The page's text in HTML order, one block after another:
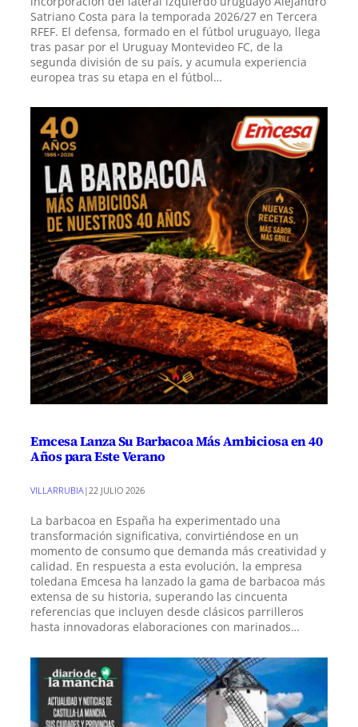
Satriano Costa para la temporada 2026/27 en Tercera
RFEF. El defensa, formado en el fútbol uruguayo, llega
tras pasar por el Uruguay Montevideo FC, de la
segunda división de su país, y acumula experiencia
europea tras su etapa en el fútbol…
Emcesa Lanza Su Barbacoa Más Ambiciosa en 40
Años para Este Verano
VILLARRUBIA|22 JULIO 2026
La barbacoa en España ha experimentado una
transformación significativa, convirtiéndose en un
momento de consumo que demanda más creatividad y
calidad. En respuesta a esta evolución, la empresa
toledana Emcesa ha lanzado la gama de barbacoa más
extensa de su historia, superando las cincuenta
referencias que incluyen desde clásicos parrilleros
hasta innovadoras elaboraciones con marinados…